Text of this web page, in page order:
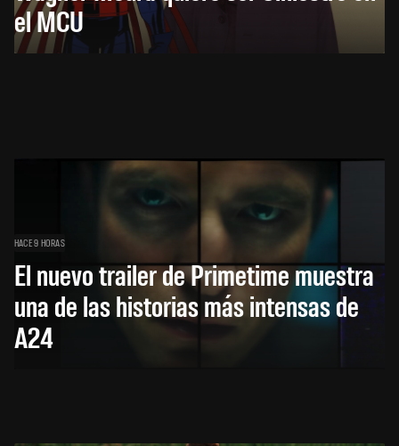
el MCU
HACE 9 HORAS
El nuevo trailer de Primetime muestra
una de las historias más intensas de
A24